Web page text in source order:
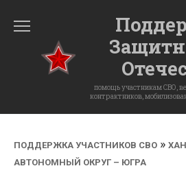
содержанию
помощь участникам СВО,
контрактников,
ПОДДЕРЖКА УЧАСТНИКОВ СВО »
АВТОНОМНЫЙ ОКРУГ – ЮГРА